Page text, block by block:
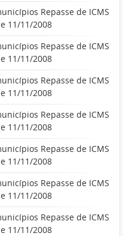
Repasse de ICMS
11/11/2008
Repasse de ICMS
11/11/2008
Repasse de ICMS
11/11/2008
Repasse de ICMS
11/11/2008
Repasse de ICMS
11/11/2008
Repasse de ICMS
11/11/2008
Repasse de ICMS
11/11/2008